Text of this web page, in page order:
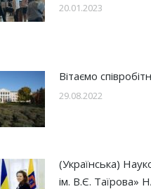
20.01.2023
Вітаємо
29.08.2022
(Українська)
ім. В.Є. Таїрова»